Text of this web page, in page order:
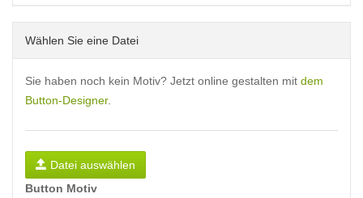
Wählen Sie eine Datei
Sie haben noch kein Motiv? Jetzt online gestalten mit dem
Button-Designer.
Datei auswählen
Button Motiv